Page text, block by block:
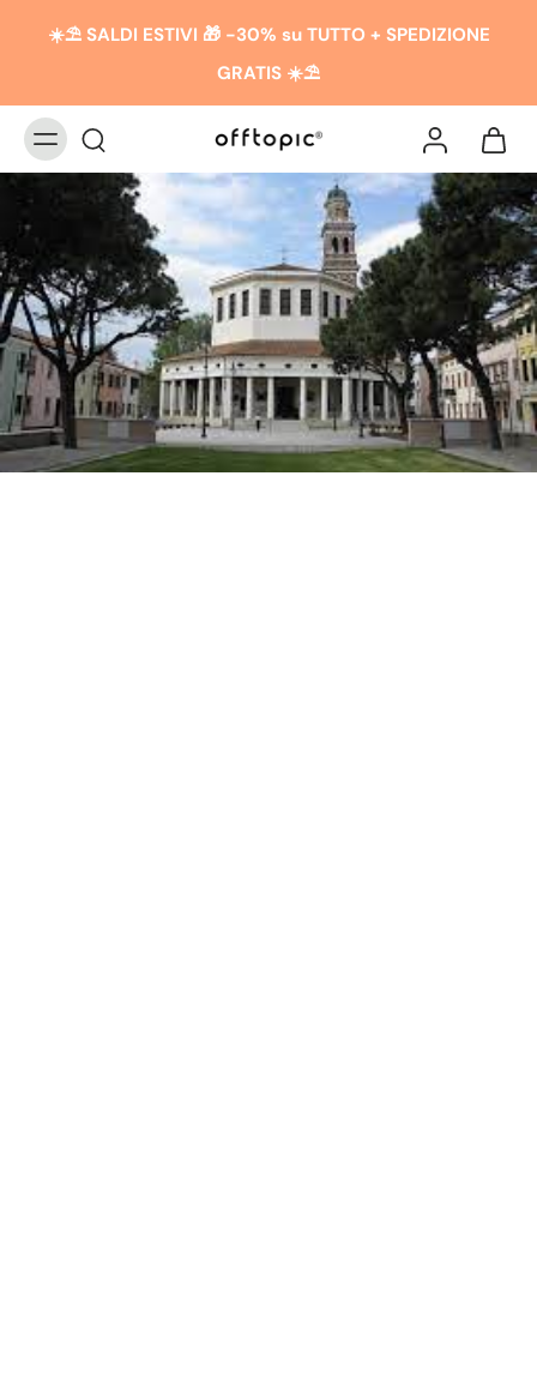
☀️​​⛱️ SALDI ESTIVI 🎁 -30% su TUTTO + SPEDIZIONE
GRATIS ☀️​​⛱️